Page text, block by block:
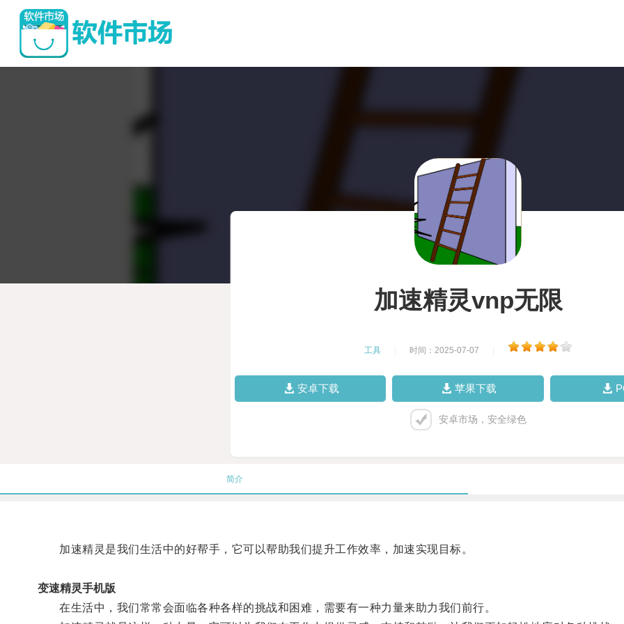
加速精灵vnp无限
工具 时间：2025-07-07
安卓下载 苹果下载
安卓市场，安全绿色
简介
加速精灵是我们生活中的好帮手，它可以帮助我们提升工作效率，加速实现目标。
变速精灵手机版
在生活中，我们常常会面临各种各样的挑战和困难，需要有一种力量来助力我们前行。